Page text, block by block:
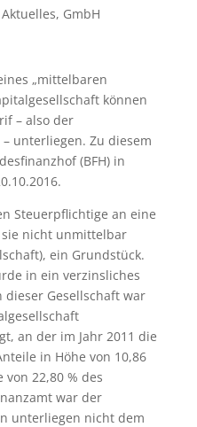
Aktuelles, GmbH
„mittelbaren
können
– also der
unterliegen. Zu diesem
(BFH) in
Steuerpflichtige an eine
nicht unmittelbar
ein Grundstück.
in ein verzinsliches
Gesellschaft war
an der im Jahr 2011 die
in Höhe von 10,86
22,80 % des
war der
unterliegen nicht dem